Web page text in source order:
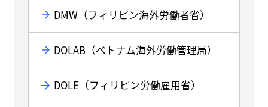
DMW（フィリピン海外労働者省）
DOLAB（ベトナム海外労働管理局）
DOLE（フィリピン労働雇用省）